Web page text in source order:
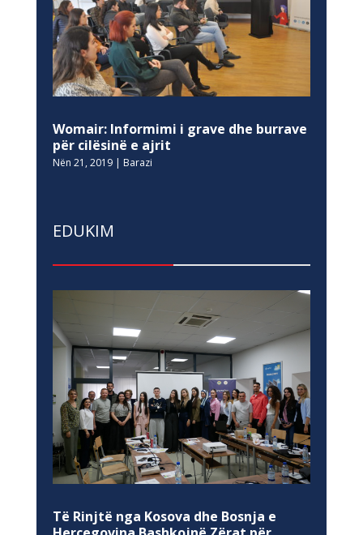
Womair: Informimi i grave dhe burrave
për cilësinë e ajrit
Nën 21, 2019| Barazi
EDUKIM
Të Rinjtë nga Kosova dhe Bosnja e